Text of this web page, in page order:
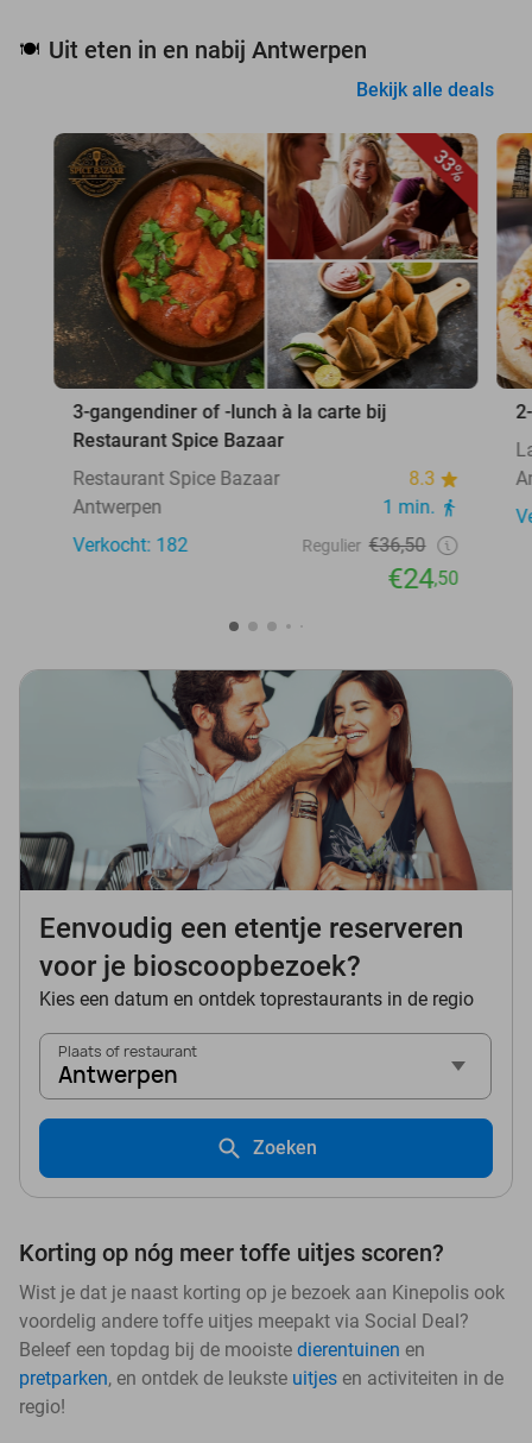
🍽️ Uit eten in en nabij Antwerpen
Bekijk alle deals
33%
3-gangendiner of -lunch à la carte bij
Restaurant Spice Bazaar
Restaurant Spice Bazaar
8.3
Antwerpen
1 min.
Verkocht: 182
Regulier €36,50
€24,50
Eenvoudig een etentje reserveren
voor je bioscoopbezoek?
Kies een datum en ontdek toprestaurants in de regio
Plaats of restaurant
Antwerpen
Zoeken
Korting op nóg meer toffe uitjes scoren?
Wist je dat je naast korting op je bezoek aan Kinepolis ook
voordelig andere toffe uitjes meepakt via Social Deal?
Beleef een topdag bij de mooiste dierentuinen en
pretparken, en ontdek de leukste uitjes en activiteiten in de
regio!